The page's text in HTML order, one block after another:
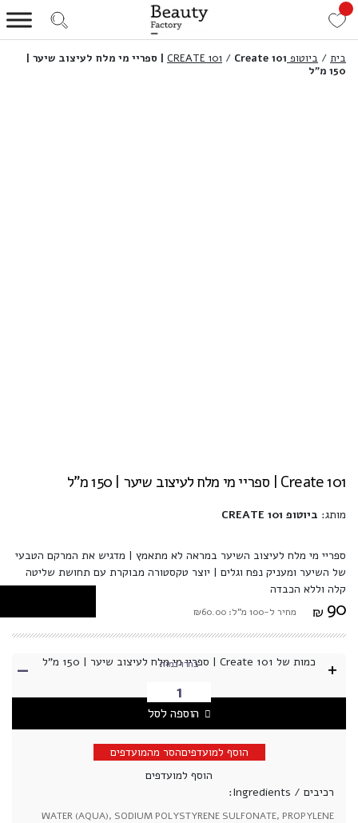
בית / ביוטופ CREATE 101 /
Create 101 | ספריי מי מלח לעיצוב שיער |
150 מ”ל
Create 101 | ספריי מי מלח לעיצוב שיער | 150 מ"ל
מותג: ביוטופ CREATE 101
ספריי מי מלח לעיצוב השיער במראה לא מתאמץ | מדגיש את המרקם הטבעי
של השיער ומעניק נפח וגלים | יוצר טקסטורה מבוקרת עם תחושת שליטה
קלה וללא הכבדה
₪ 90 מחיר ל-100 מ"ל: ₪60.00
+ כמות של Create 101 | ספריי מי מלח לעיצוב שיער | 150 מ"ל בחרו כמות -
הוספה לסל
הוסף למועדפיםהסר מהמועדפים
הוסף למועדפים
רכיבים / Ingredients:
WATER (AQUA), SODIUM POLYSTYRENE SULFONATE, PROPYLENE